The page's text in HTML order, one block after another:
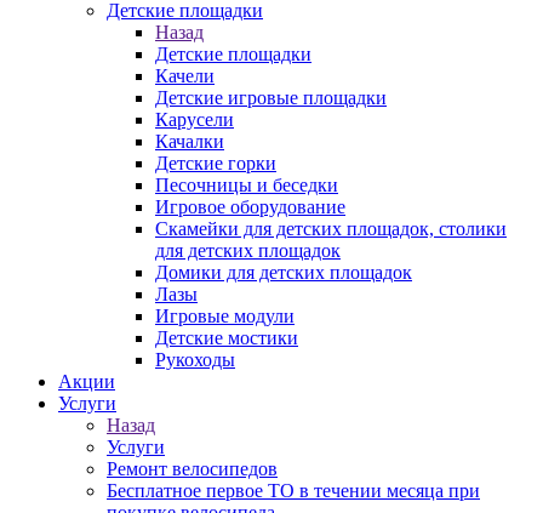
Детские площадки
Назад
Детские площадки
Качели
Детские игровые площадки
Карусели
Качалки
Детские горки
Песочницы и беседки
Игровое оборудование
Скамейки для детских площадок, столики
для детских площадок
Домики для детских площадок
Лазы
Игровые модули
Детские мостики
Рукоходы
Акции
Услуги
Назад
Услуги
Ремонт велосипедов
Бесплатное первое ТО в течении месяца при